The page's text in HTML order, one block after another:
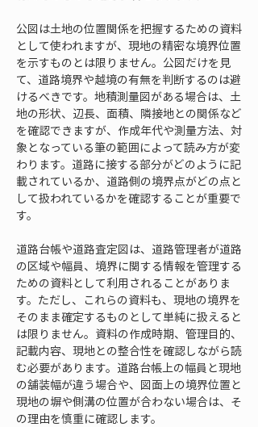
公図は土地の位置関係を把握するための資料
として使われますが、現地の精密な境界位置
を示すものとは限りません。公図だけを見
て、道路境界や越境の有無を判断するのは避
けるべきです。地積測量図がある場合は、土
地の形状、辺長、面積、隣接地との関係など
を確認できますが、作成年代や測量方法、対
象となっている筆の範囲によって読み方が変
わります。道路に接する部分がどのように記
載されているか、道路側の境界点がどの点と
して扱われているかを確認することが重要で
す。
道路台帳や道路査定図は、道路管理者が道路
の区域や幅員、境界に関する情報を管理する
ための資料として利用されることがありま
す。ただし、これらの資料も、現地の境界を
そのまま確定するものとして単純に扱えると
は限りません。資料の作成時期、管理目的、
記載内容、現地との整合性を確認しながら読
む必要があります。道路台帳上の幅員と現地
の舗装幅が違う場合や、図面上の境界位置と
現地の塀や側溝の位置が合わない場合は、そ
の理由を慎重に確認します。